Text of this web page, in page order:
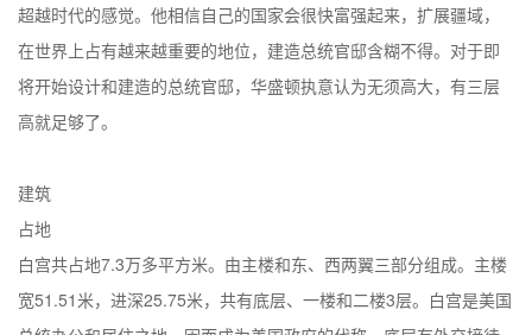
超越时代的感觉。他相信自己的国家会很快富强起来，扩展疆域，
在世界上占有越来越重要的地位，建造总统官邸含糊不得。对于即
将开始设计和建造的总统官邸，华盛顿执意认为无须高大，有三层
高就足够了。
建筑
占地
白宫共占地7.3万多平方米。由主楼和东、西两翼三部分组成。主楼
宽51.51米，进深25.75米，共有底层、一楼和二楼3层。白宫是美国